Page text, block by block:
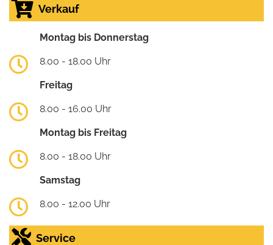
Verkauf
Montag bis Donnerstag
8.00 - 18.00 Uhr
Freitag
8.00 - 16.00 Uhr
Montag bis Freitag
8.00 - 18.00 Uhr
Samstag
8.00 - 12.00 Uhr
Service